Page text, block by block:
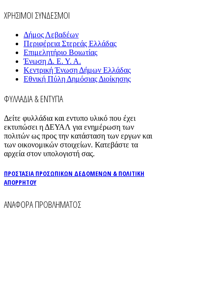
ΧΡΗΣΙΜΟΙ ΣΥΝΔΕΣΜΟΙ
Δήμος Λεβαδέων
Περιφέρεια Στερεάς Ελλάδας
Επιμελητήριο Βοιωτίας
Ένωση Δ. Ε. Υ. Α.
Κεντρική Ένωση Δήμων Ελλάδας
Εθνική Πύλη Δημόσιας Διοίκησης
ΦΥΛΛΑΔΙΑ & ΕΝΤΥΠΑ
Δείτε φυλλάδια και εντυπο υλικό που έχει
εκτυπώσει η ΔΕΥΑΛ για ενημέρωση των
πολιτών ως προς την κατάσταση των εργων και
των οικονομικών στοιχείων. Κατεβάστε τα
αρχεία στον υπολογιστή σας.
ΠΡΟΣΤΑΣΙΑ ΠΡΟΣΩΠΙΚΩΝ ΔΕΔΟΜΕΝΩΝ & ΠΟΛΙΤΙΚΗ
ΑΠΟΡΡΗΤΟΥ
ΑΝΑΦΟΡΑ ΠΡΟΒΛΗΜΑΤΟΣ